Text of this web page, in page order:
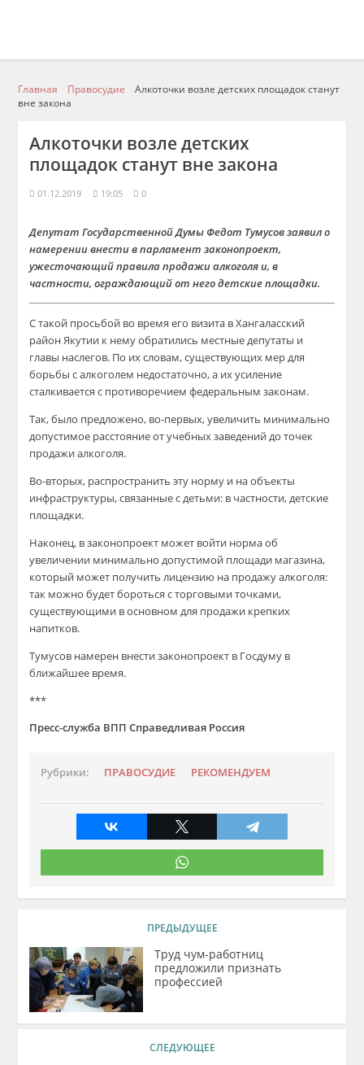
Главная Правосудие
Алкоточки возле детских площадок станут
вне закона
Алкоточки возле детских
площадок станут вне закона
01.12.2019 19:05 0
Депутат Государственной Думы Федот Тумусов заявил о
намерении внести в парламент законопроект,
ужесточающий правила продажи алкоголя и, в
частности, ограждающий от него детские площадки.
С такой просьбой во время его визита в Хангаласский
район Якутии к нему обратились местные депутаты и
главы наслегов. По их словам, существующих мер для
борьбы с алкоголем недостаточно, а их усиление
сталкивается с противоречием федеральным законам.
Так, было предложено, во-первых, увеличить минимально
допустимое расстояние от учебных заведений до точек
продажи алкоголя.
Во-вторых, распространить эту норму и на объекты
инфраструктуры, связанные с детьми: в частности, детские
площадки.
Наконец, в законопроект может войти норма об
увеличении минимально допустимой площади магазина,
который может получить лицензию на продажу алкоголя:
так можно будет бороться с торговыми точками,
существующими в основном для продажи крепких
напитков.
Тумусов намерен внести законопроект в Госдуму в
ближайшее время.
***
Пресс-служба ВПП Справедливая Россия
Рубрики: ПРАВОСУДИЕ РЕКОМЕНДУЕМ
ПРЕДЫДУЩЕЕ
Труд чум-работниц
предложили признать
профессией
СЛЕДУЮЩЕЕ